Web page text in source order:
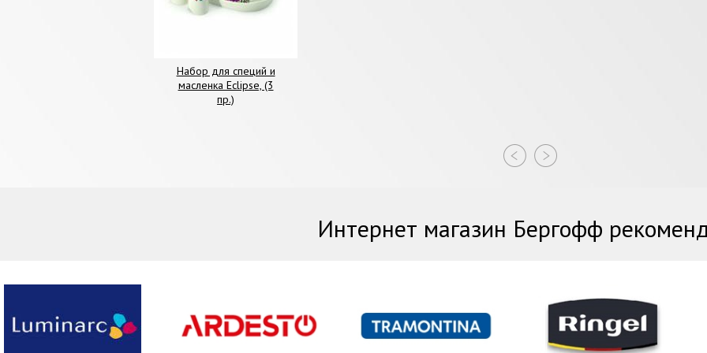
Набор для специй и
масленка Eclipse, (3
пр.)
Интернет магазин Бергофф